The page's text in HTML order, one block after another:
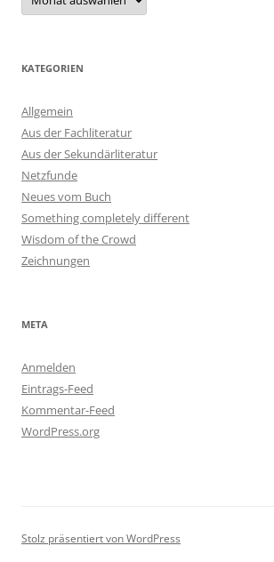
KATEGORIEN
Allgemein
Aus der Fachliteratur
Aus der Sekundärliteratur
Netzfunde
Neues vom Buch
Something completely different
Wisdom of the Crowd
Zeichnungen
META
Anmelden
Eintrags-Feed
Kommentar-Feed
WordPress.org
Stolz präsentiert von WordPress